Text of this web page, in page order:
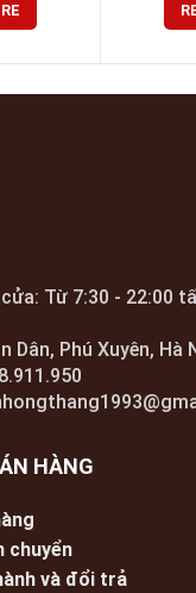
Từ 7:30 - 22:00
Dân, Phú Xuyên, Hà
HÀNG
chuyển
và đổi trả